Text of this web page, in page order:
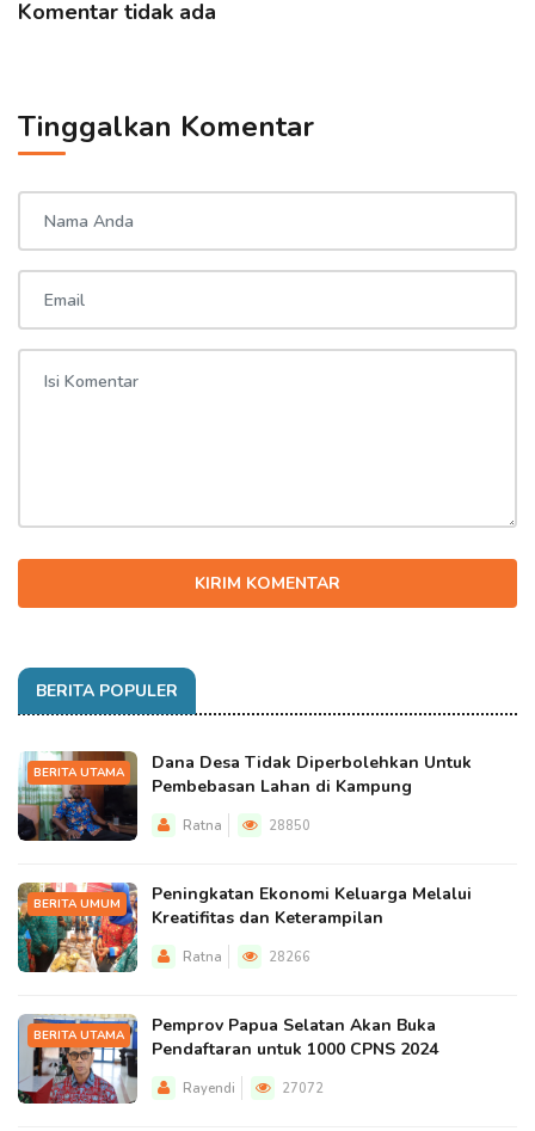
Komentar tidak ada
Tinggalkan Komentar
KIRIM KOMENTAR
BERITA POPULER
BERITA UTAMA
Dana Desa Tidak Diperbolehkan Untuk
Pembebasan Lahan di Kampung
Ratna 28850
BERITA UMUM
Peningkatan Ekonomi Keluarga Melalui
Kreatifitas dan Keterampilan
Ratna 28266
BERITA UTAMA
Pemprov Papua Selatan Akan Buka
Pendaftaran untuk 1000 CPNS 2024
Rayendi 27072